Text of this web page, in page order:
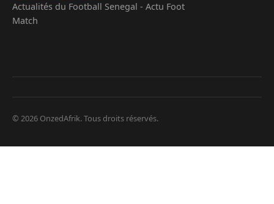
Actualités du Football Senegal - Actu Foot
Match
© 2026 OnzedAfrik. Tous droits réservés.